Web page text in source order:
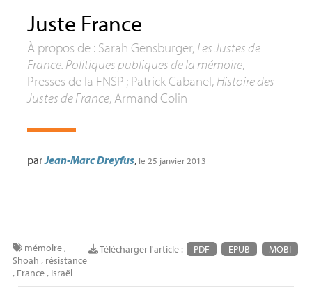
Juste France
À propos de : Sarah Gensburger, Les Justes de
France. Politiques publiques de la mémoire,
Presses de la FNSP ; Patrick Cabanel, Histoire des
Justes de France, Armand Colin
parJean-Marc Dreyfus, le 25 janvier 2013
Télécharger l'article : PDF EPUB MOBI
mémoire,
Shoah , résistance
, France, Israël